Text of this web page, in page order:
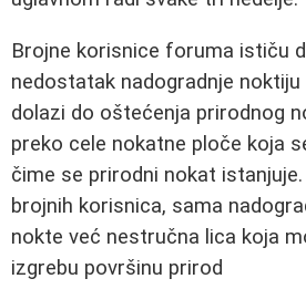
Brojne korisnice foruma ističu
nedostatak nadogradnje
dolazi do oštećenja prirodnog
preko cele nokatne ploče koja
čime se prirodni nokat
brojnih korisnica, sama
nokte već nestručna lica koja
izgrebu površinu prirod